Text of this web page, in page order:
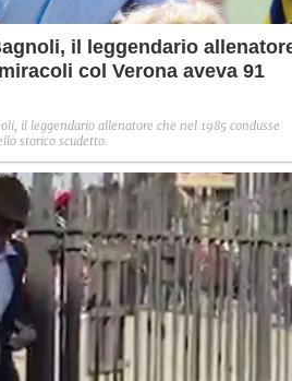
il leggendario
col Verona aveva 91
il leggendario allenatore che nel 1985 condusse
storico scudetto.